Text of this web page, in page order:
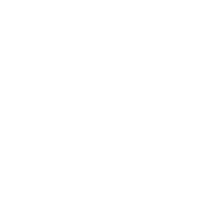
0 на основе 0 оценок